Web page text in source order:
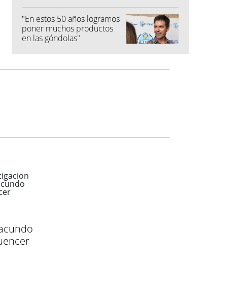
"En estos 50 años logramos
poner muchos productos
en las góndolas"